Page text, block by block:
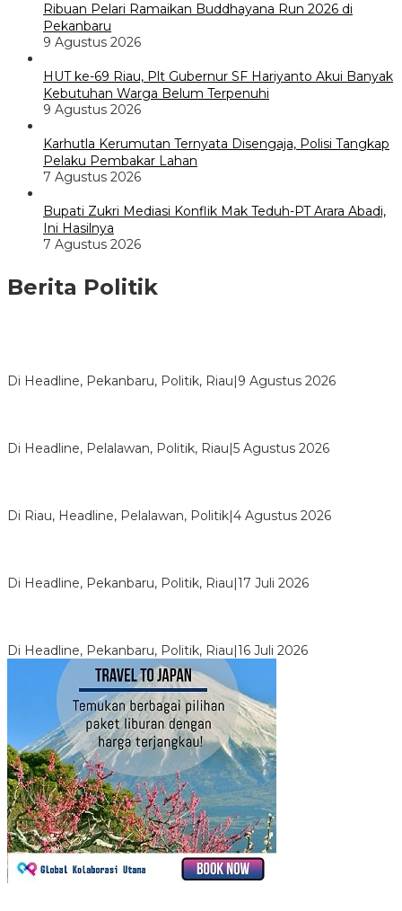
Ribuan Pelari Ramaikan Buddhayana Run 2026 di
Pekanbaru
9 Agustus 2026
HUT ke-69 Riau, Plt Gubernur SF Hariyanto Akui Banyak
Kebutuhan Warga Belum Terpenuhi
9 Agustus 2026
Karhutla Kerumutan Ternyata Disengaja, Polisi Tangkap
Pelaku Pembakar Lahan
7 Agustus 2026
Bupati Zukri Mediasi Konflik Mak Teduh-PT Arara Abadi,
Ini Hasilnya
7 Agustus 2026
Berita Politik
Di Headline, Pekanbaru, Politik, Riau|9 Agustus 2026
Di Headline, Pelalawan, Politik, Riau|5 Agustus 2026
Di Riau, Headline, Pelalawan, Politik|4 Agustus 2026
Di Headline, Pekanbaru, Politik, Riau|17 Juli 2026
Di Headline, Pekanbaru, Politik, Riau|16 Juli 2026